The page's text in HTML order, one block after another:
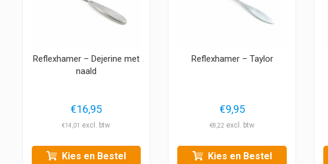
Reflexhamer – Dejerine met
naald
€16,95
€14,01
Kies en Bestel
Reflexhamer – Taylor
€9,95
€8,22
Kies en Bestel